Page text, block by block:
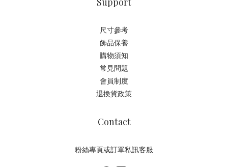
尺寸參考
飾品保養
購物須知
常見問題
會員制度
退換貨政策
Contact
粉絲專頁或訂單私訊客服